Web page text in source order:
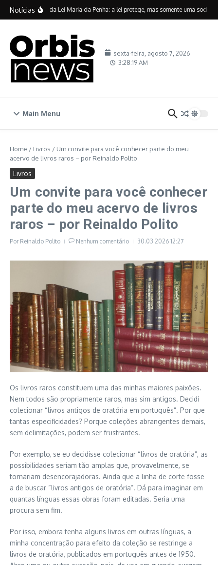
Ir para o conteúdo
Notícias
Vinte anos da Lei Maria da Penha: a lei protege, mas somente uma
sexta-feira, agosto 7, 2026
3:28:20 AM
Main Menu
Home / Livros / Um convite para você conhecer parte do meu
acervo de livros raros – por Reinaldo Polito
Livros
Um convite para você conhecer
parte do meu acervo de livros
raros – por Reinaldo Polito
Por Reinaldo Polito Nenhum comentário 30.03.2026 12:27
Os livros raros constituem uma das minhas maiores paixões.
Nem todos são propriamente raros, mas sim antigos. Decidi
colecionar “livros antigos de oratória em português”. Por que
tantas especificidades? Porque coleções abrangentes demais,
sem delimitações, podem ser frustrantes.
Por exemplo, se eu decidisse colecionar “livros de oratória”, as
possibilidades seriam tão amplas que, provavelmente, se
tornariam desencorajadoras. Ainda que a linha de corte fosse
a de buscar “livros antigos de oratória”. Dá para imaginar em
quantas línguas essas obras foram editadas. Seria uma
procura sem fim.
Por isso, embora tenha alguns livros em outras línguas, a
minha concentração para efeito da coleção se restringe a
livros de oratória, publicados em português antes de 1950.